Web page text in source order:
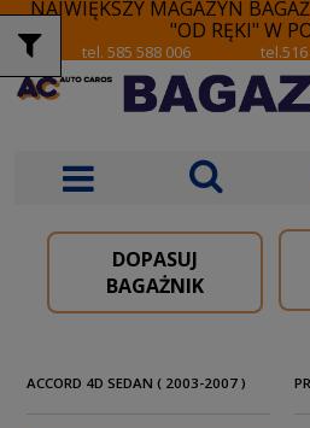
NAJWIĘKSZY MAGAZYN
"OD RĘKI" W
tel. 585 588 006
DOPASUJ
BAGAŻNIK
ACCORD 4D SEDAN ( 2003-2007 )